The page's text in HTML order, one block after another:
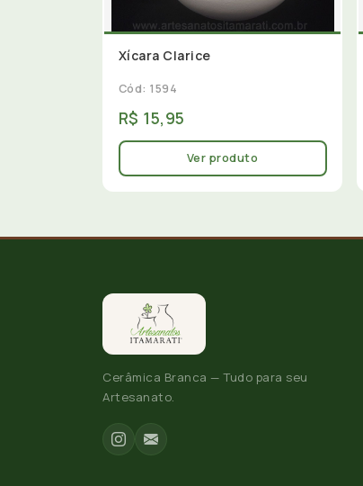
Xícara Clarice
Cód: 1594
R$ 15,95
Ver produto
Cerâmica Branca — Tudo para seu
Artesanato.